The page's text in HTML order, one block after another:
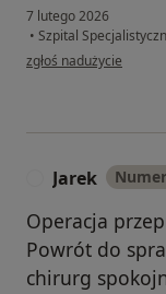
7 lutego 2026
• Szpital
w opinii użytkownika
zgłoś nadużycie
Jarek
Operacja
Powrót do
chirurg